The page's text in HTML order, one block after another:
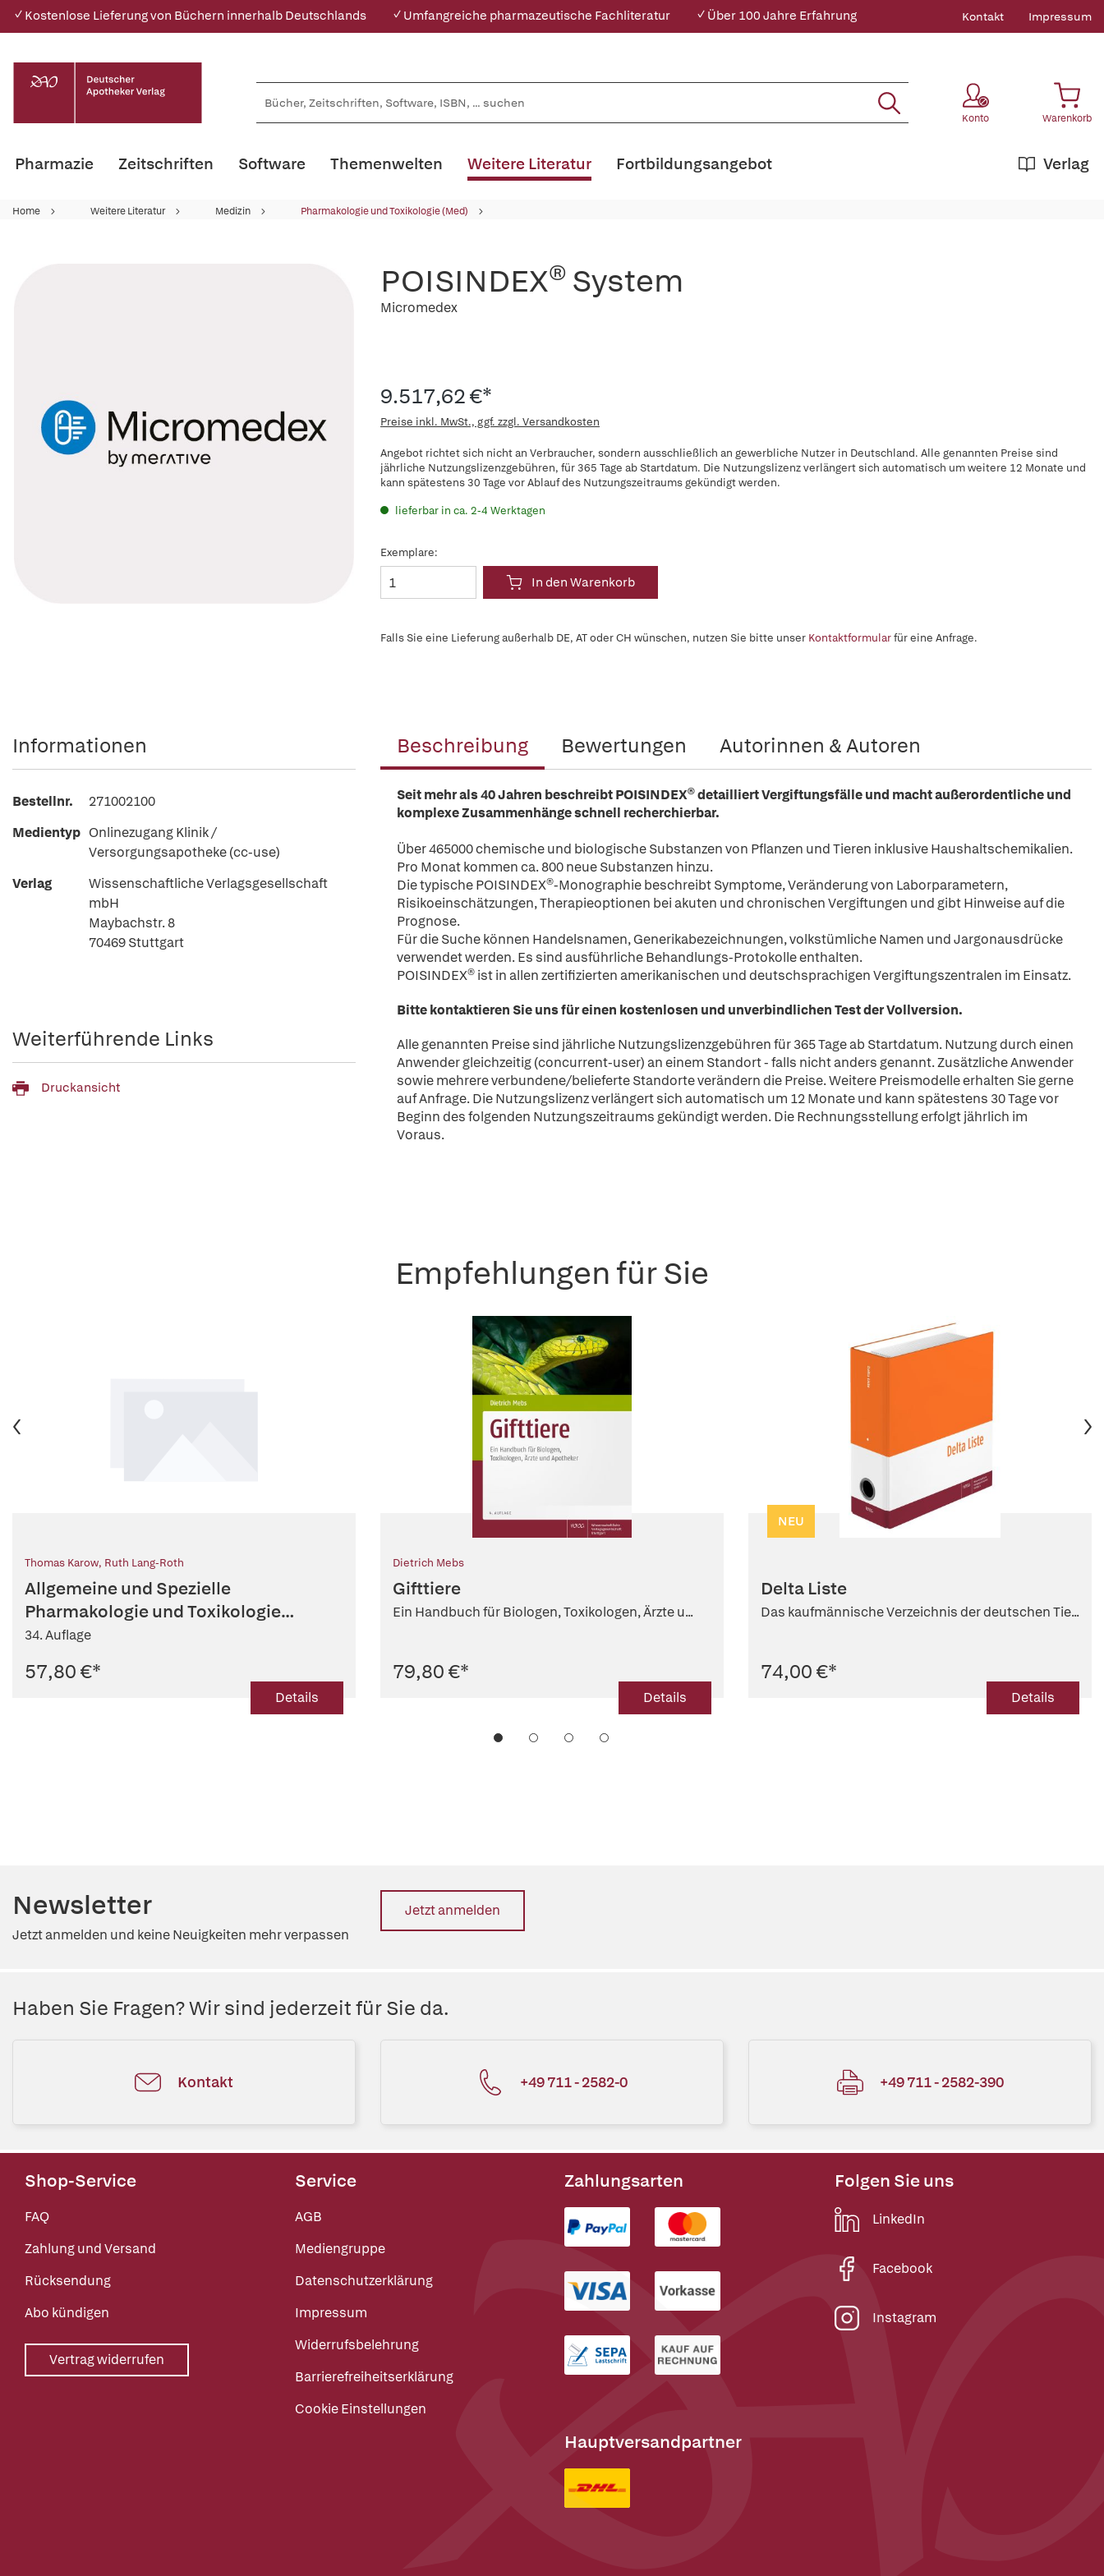
✓ Kostenlose Lieferung von Büchern innerhalb Deutschlands ✓ Umfangreiche pharmazeutische Fachliteratur ✓ Über 100 Jahre Erfahrung Kontakt Impressum
Konto Warenkorb
Pharmazie Zeitschriften Software Themenwelten Weitere Literatur Verlag
Fortbildungsangebot
Home Weitere Literatur Medizin Pharmakologie und Toxikologie (Med)
POISINDEX® System
Micromedex
9.517,62 €*
Preise inkl. MwSt., ggf. zzgl. Versandkosten
Angebot richtet sich nicht an Verbraucher, sondern ausschließlich an gewerbliche Nutzer in Deutschland. Alle genannten Preise sind
jährliche Nutzungslizenzgebühren, für 365 Tage ab Startdatum. Die Nutzungslizenz verlängert sich automatisch um weitere 12 Monate und
kann spätestens 30 Tage vor Ablauf des Nutzungszeitraums gekündigt werden.
lieferbar in ca. 2-4 Werktagen
Exemplare:
In den Warenkorb
Falls Sie eine Lieferung außerhalb DE, AT oder CH wünschen, nutzen Sie bitte unser Kontaktformularfür eine Anfrage.
Beschreibung Bewertungen Autorinnen & Autoren
Seit mehr als 40 Jahren beschreibtPOISINDEX® detailliertVergiftungsfälle und macht außerordentliche und
komplexe Zusammenhänge schnell recherchierbar.
Über 465000 chemische und biologische Substanzen von Pflanzen und Tieren inklusive Haushaltschemikalien.
Pro Monat kommen ca. 800 neue Substanzen hinzu.
Die typische POISINDEX®-Monographie beschreibt Symptome, Veränderung von Laborparametern,
Risikoeinschätzungen, Therapieoptionen bei akuten und chronischen Vergiftungen und gibt Hinweise auf die
Prognose.
Für die Suche können Handelsnamen, Generikabezeichnungen, volkstümliche Namen und Jargonausdrücke
verwendet werden. Es sind ausführliche Behandlungs-Protokolle enthalten.
POISINDEX® ist in allen zertifizierten amerikanischen und deutschsprachigen Vergiftungszentralen im Einsatz.
Bitte kontaktieren Sie uns für einen kostenlosen und unverbindlichen Test der Vollversion.
Alle genannten Preise sind jährliche Nutzungslizenzgebühren für 365 Tage ab Startdatum. Nutzung durch einen
Anwender gleichzeitig (concurrent-user) an einem Standort - falls nicht anders genannt. Zusätzliche Anwender
sowie mehrere verbundene/belieferte Standorte verändern die Preise. Weitere Preismodelle erhalten Sie gerne
auf Anfrage. Die Nutzungslizenz verlängert sich automatisch um 12 Monate und kann spätestens 30 Tage vor
Beginn des folgenden Nutzungszeitraums gekündigt werden. Die Rechnungsstellung erfolgt jährlich im
Voraus.
Informationen
Bestellnr.
271002100
Medientyp Onlinezugang Klinik /
Versorgungsapotheke (cc-use)
Verlag
Wissenschaftliche Verlagsgesellschaft
mbH
Maybachstr. 8
70469 Stuttgart
Weiterführende Links
Druckansicht
Empfehlungen für Sie
Thomas Karow, Ruth Lang-Roth
Allgemeine und Spezielle
Pharmakologie und Toxikologie
2026/27
34. Auflage
57,80 €*
Details
Dietrich Mebs
Gifttiere
Ein Handbuch für Biologen, Toxikologen, Ärzte u...
79,80 €*
Details
NEU
Delta Liste
Das kaufmännische Verzeichnis der deutschen Tie...
74,00 €*
Details
Newsletter
Jetzt anmelden und keine Neuigkeiten mehr verpassen
Jetzt anmelden
Haben Sie Fragen? Wir sind jederzeit für Sie da.
Kontakt +49 711 - 2582-0 +49 711 - 2582-390
Shop-Service
FAQ
Zahlung und Versand
Rücksendung
Abo kündigen
Vertrag widerrufen
Service
AGB
Mediengruppe
Datenschutzerklärung
Impressum
Widerrufsbelehrung
Barrierefreiheitserklärung
Cookie Einstellungen
Zahlungsarten
Hauptversandpartner
Folgen Sie uns
LinkedIn
Facebook
Instagram